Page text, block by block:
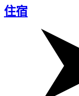
住宿